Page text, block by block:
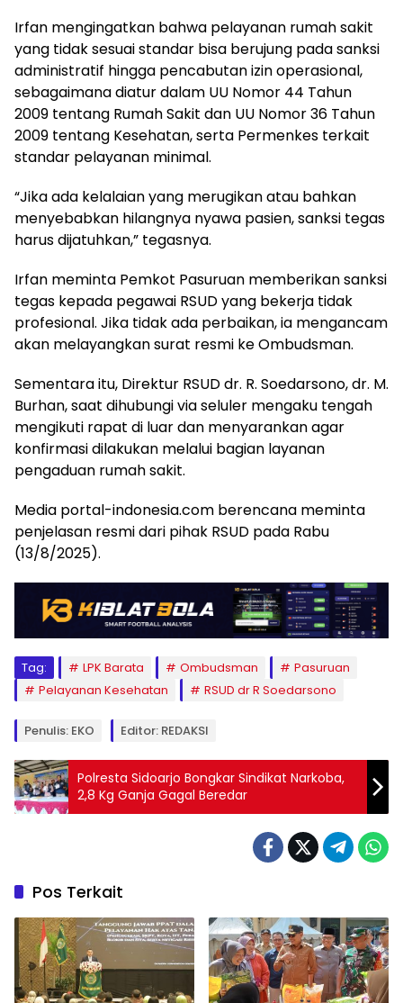
Irfan mengingatkan bahwa pelayanan rumah sakit
yang tidak sesuai standar bisa berujung pada sanksi
administratif hingga pencabutan izin operasional,
sebagaimana diatur dalam UU Nomor 44 Tahun
2009 tentang Rumah Sakit dan UU Nomor 36 Tahun
2009 tentang Kesehatan, serta Permenkes terkait
standar pelayanan minimal.
“Jika ada kelalaian yang merugikan atau bahkan
menyebabkan hilangnya nyawa pasien, sanksi tegas
harus dijatuhkan,” tegasnya.
Irfan meminta Pemkot Pasuruan memberikan sanksi
tegas kepada pegawai RSUD yang bekerja tidak
profesional. Jika tidak ada perbaikan, ia mengancam
akan melayangkan surat resmi ke Ombudsman.
Sementara itu, Direktur RSUD dr. R. Soedarsono, dr. M.
Burhan, saat dihubungi via seluler mengaku tengah
mengikuti rapat di luar dan menyarankan agar
konfirmasi dilakukan melalui bagian layanan
pengaduan rumah sakit.
Media portal-indonesia.com berencana meminta
penjelasan resmi dari pihak RSUD pada Rabu
(13/8/2025).
Tag: LPK Barata Ombudsman
Pasuruan
Pelayanan Kesehatan
RSUD dr R Soedarsono
Penulis: EKO Editor: REDAKSI
Polresta Sidoarjo Bongkar Sindikat Narkoba,
2,8 Kg Ganja Gagal Beredar
Pos Terkait